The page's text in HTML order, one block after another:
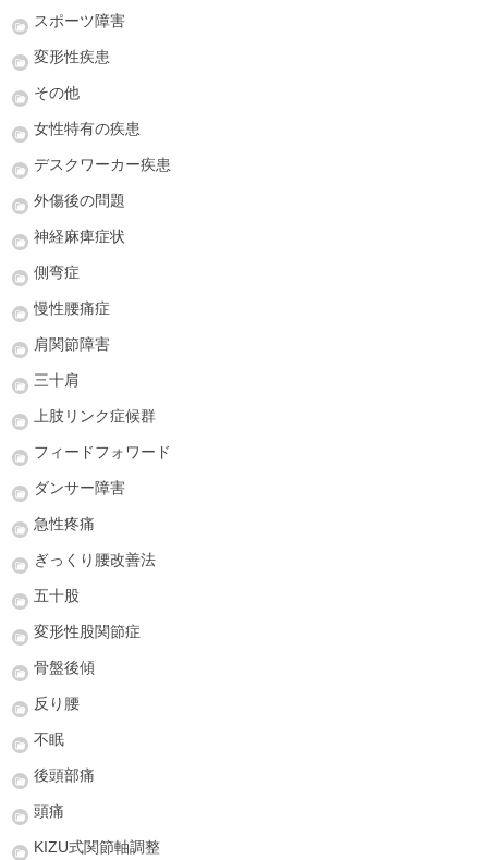
スポーツ障害
変形性疾患
その他
女性特有の疾患
デスクワーカー疾患
外傷後の問題
神経麻痺症状
側弯症
慢性腰痛症
肩関節障害
三十肩
上肢リンク症候群
フィードフォワード
ダンサー障害
急性疼痛
ぎっくり腰改善法
五十股
変形性股関節症
骨盤後傾
反り腰
不眠
後頭部痛
頭痛
KIZU式関節軸調整